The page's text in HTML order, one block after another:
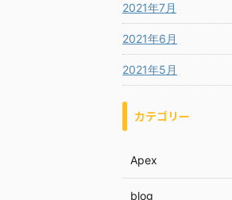
2021年7月
2021年6月
2021年5月
カテゴリー
Apex
blog